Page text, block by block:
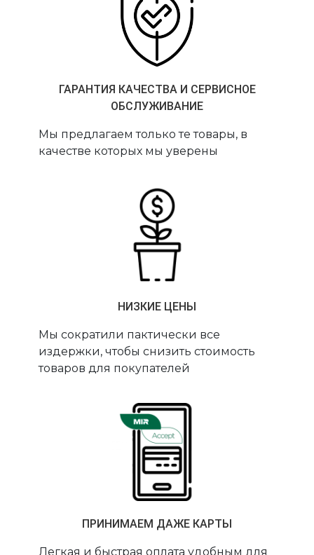
ГАРАНТИЯ КАЧЕСТВА И СЕРВИСНОЕ
ОБСЛУЖИВАНИЕ
Мы предлагаем только те товары, в
качестве которых мы уверены
НИЗКИЕ ЦЕНЫ
Мы сократили пактически все
издержки, чтобы снизить стоимость
товаров для покупателей
ПРИНИМАЕМ ДАЖЕ КАРТЫ
Легкая и быстрая оплата удобным для